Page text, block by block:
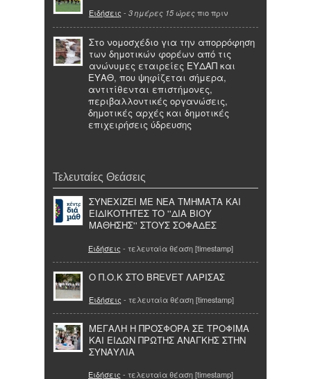
Ειδήσεις - 3 ημέρες 15 ώρες πιο πριν
Στο νομοσχέδιο για την απορρόφηση
των δημοτικών φορέων από τις
ανώνυμες εταιρείες ΕΥΔΑΠ και
ΕΥΑΘ, που ψηφίζεται σήμερα,
αντιτίθενται επιστήμονες,
περιβαλλοντικές οργανώσεις,
δημοτικές αρχές και δημοτικές
επιχειρήσεις ύδρευσης
Τελευταίες Θεάσεις
ΣΥΝΕΧΙΖΕΙ ΜΕ ΝΕΑ ΤΜΗΜΑΤΑ ΚΑΙ
ΕΙΔΙΚΟΤΗΤΕΣ ΤΟ ''ΔΙΑ ΒΙΟΥ
ΜΑΘΗΣΗΣ'' ΣΤΟΥΣ ΣΟΦΑΔΕΣ
Ειδήσεις - τελευταία θέαση [timestamp]
Ο Π.Ο.Κ ΣΤΟ BREVET ΛΑΡΙΣΑΣ
Ειδήσεις - τελευταία θέαση [timestamp]
ΜΕΓΑΛΗ Η ΠΡΟΣΦΟΡΑ ΣΕ ΤΡΟΦΙΜΑ
ΚΑΙ ΕΙΔΩΝ ΠΡΩΤΗΣ ΑΝΑΓΚΗΣ ΣΤΗΝ
ΣΥΝΑΥΛΙΑ
Ειδήσεις - τελευταία θέαση [timestamp]